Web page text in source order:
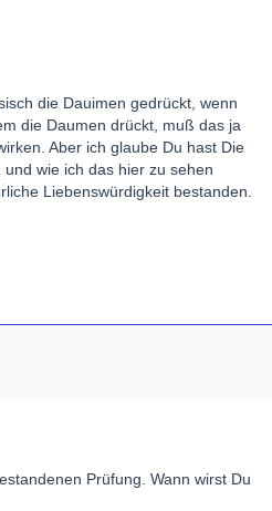
die Dauimen gedrückt, wenn
die Daumen drückt, muß das ja
Aber ich glaube Du hast Die
wie ich das hier zu sehen
Liebenswürdigkeit bestanden.
Prüfung. Wann wirst Du